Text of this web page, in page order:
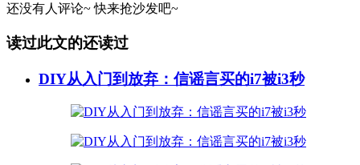
还没有人评论~ 快来抢沙发吧~
读过此文的还读过
DIY从入门到放弃：信谣言买的i7被i3秒